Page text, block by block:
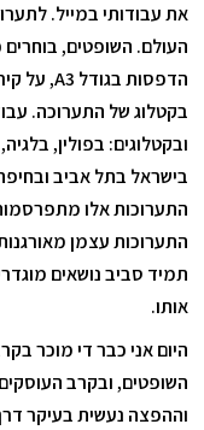
את עבודותי במייל.
העולם. השופטים,
הדפסות בגודל A3, על
בקטלוג של התערוכה.
ובקטלוגים: בפולין,
בישראל בתל אביב
התערוכות אלו
התערוכות עצמן
תמיד סביב נושאים
אותו.
היום אני כבר די מוכר
השופטים, ובקרב
וההפצה נעשית בעיקר